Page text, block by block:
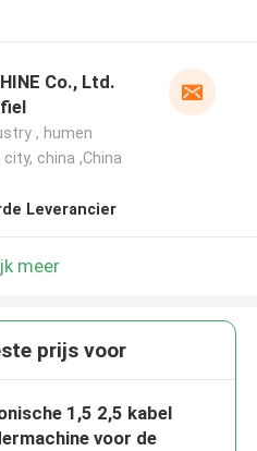
Co., Ltd.
, humen
china ,China
Leverancier
meer
prijs voor
1,5 2,5 kabel
voor de